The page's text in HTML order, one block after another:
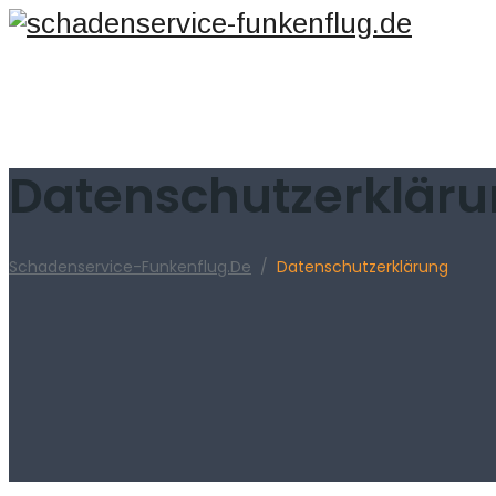
Schadenservice-Funkenflug.de / Datenschutzerklärung